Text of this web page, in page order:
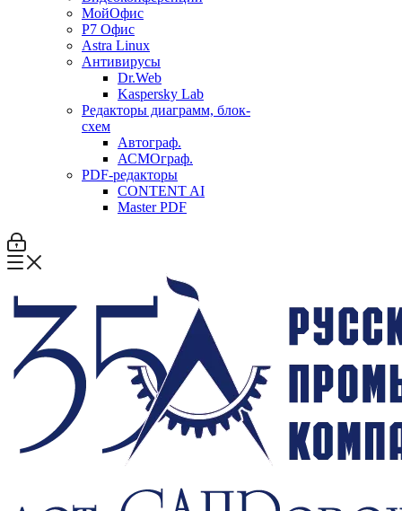
МойОфис
P7 Офис
Astra Linux
Антивирусы
Dr.Web
Kaspersky Lab
Редакторы диаграмм, блок-
схем
Автограф.
АСМОграф.
PDF-редакторы
CONTENT AI
Master PDF